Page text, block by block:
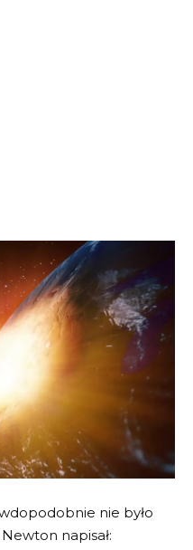
nie było
napisał: